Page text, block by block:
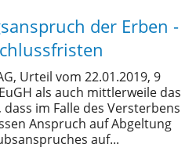
der Erben -
Urteil vom 22.01.2019, 9
als auch mittlerweile das
im Falle des Versterbens
Anspruch auf Abgeltung
auf...